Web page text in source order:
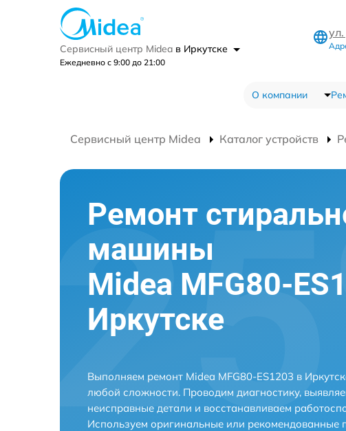
Сервисный центр Midea в Иркутске
Ежедневно с 9:00 до 21:00
О компании
Сервисный центр Midea Каталог устройств
Ремонт
машины
Midea MFG80-
Иркутске
Выполняем ремонт Midea MFG80-ES1203 в
любой сложности. Проводим диагностику,
неисправные детали и восстанавливаем
Используем оригинальные или рекомендованные